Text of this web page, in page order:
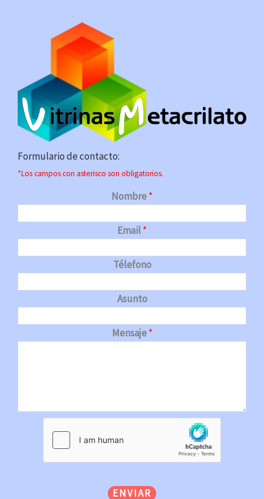
Formulario de contacto:
*Los campos con asterisco son obligatorios.
Nombre*
Email*
Télefono
Asunto
Mensaje*
ENVIAR